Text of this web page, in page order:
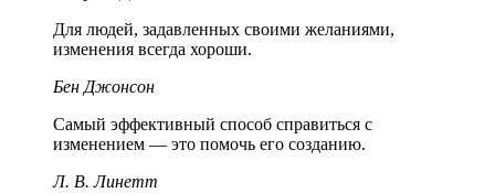
Для людей, задавленных своими желаниями,
изменения всегда хороши.
Бен Джонсон
Самый эффективный способ справиться с
изменением — это помочь его созданию.
Л. В. Линетт